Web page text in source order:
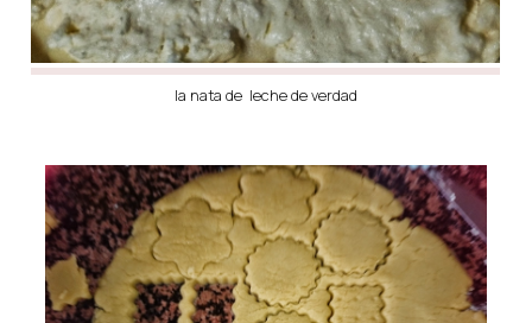
la nata de leche de verdad